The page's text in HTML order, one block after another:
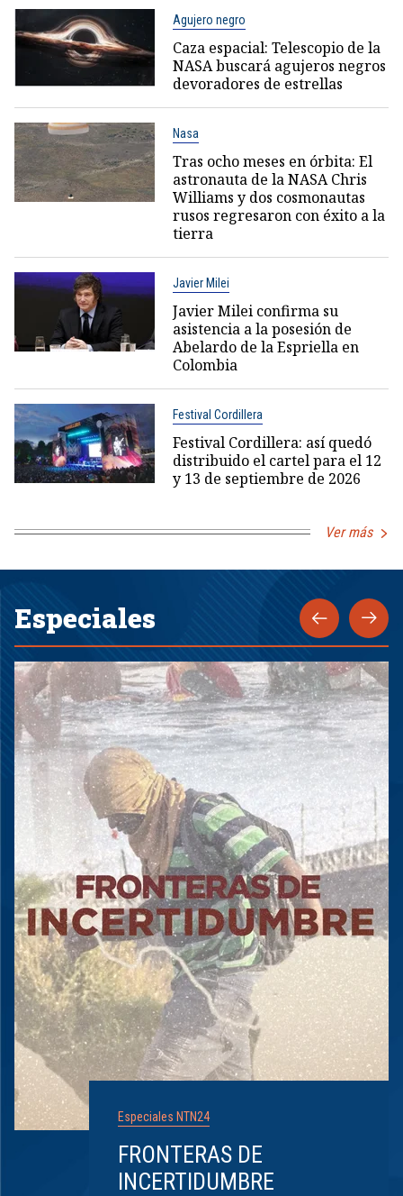
Agujero negro
Caza espacial: Telescopio de la
NASA buscará agujeros negros
devoradores de estrellas
Nasa
Tras ocho meses en órbita: El
astronauta de la NASA Chris
Williams y dos cosmonautas
rusos regresaron con éxito a la
tierra
Javier Milei
Javier Milei confirma su
asistencia a la posesión de
Abelardo de la Espriella en
Colombia
Festival Cordillera
Festival Cordillera: así quedó
distribuido el cartel para el 12
y 13 de septiembre de 2026
Ver más
Especiales
Especiales NTN24
FRONTERAS DE
INCERTIDUMBRE